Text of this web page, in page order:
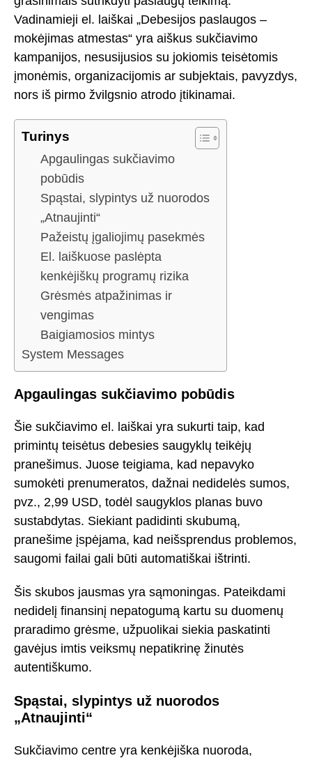
Vadinamieji el. laiškai „Debesijos paslaugos –
mokėjimas atmestas“ yra aiškus sukčiavimo
kampanijos, nesusijusios su jokiomis teisėtomis
įmonėmis, organizacijomis ar subjektais, pavyzdys,
nors iš pirmo žvilgsnio atrodo įtikinamai.
Turinys
Apgaulingas sukčiavimo
pobūdis
Spąstai, slypintys už nuorodos
„Atnaujinti“
Pažeistų įgaliojimų pasekmės
El. laiškuose paslėpta
kenkėjiškų programų rizika
Grėsmės atpažinimas ir
vengimas
Baigiamosios mintys
System Messages
Apgaulingas sukčiavimo pobūdis
Šie sukčiavimo el. laiškai yra sukurti taip, kad
primintų teisėtus debesies saugyklų teikėjų
pranešimus. Juose teigiama, kad nepavyko
sumokėti prenumeratos, dažnai nedidelės sumos,
pvz., 2,99 USD, todėl saugyklos planas buvo
sustabdytas. Siekiant padidinti skubumą,
pranešime įspėjama, kad neišsprendus problemos,
saugomi failai gali būti automatiškai ištrinti.
Šis skubos jausmas yra sąmoningas. Pateikdami
nedidelį finansinį nepatogumą kartu su duomenų
praradimo grėsme, užpuolikai siekia paskatinti
gavėjus imtis veiksmų nepatikrinę žinutės
autentiškumo.
Spąstai, slypintys už nuorodos
„Atnaujinti“
Sukčiavimo centre yra kenkėjiška nuoroda,